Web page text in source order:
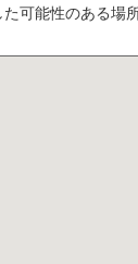
可能性のある場